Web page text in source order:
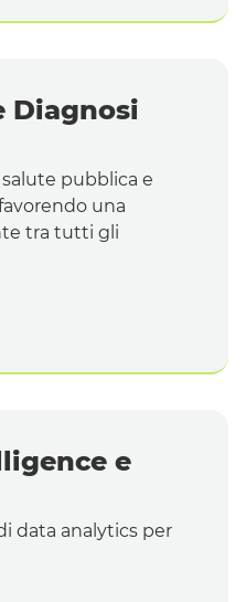
Diagnosi
pubblica e
una
tra tutti gli
e
data analytics per